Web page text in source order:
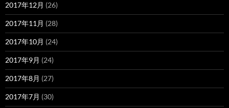
2017年12月 (26)
2017年11月 (28)
2017年10月 (24)
2017年9月 (24)
2017年8月 (27)
2017年7月 (30)